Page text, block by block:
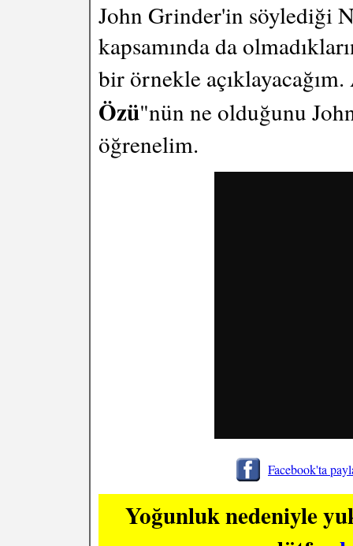
John Grinder'in söylediği
kapsamında da
bir örnekle
Özü"nün ne olduğunu
öğrenelim.
Facebook'ta
Yoğunluk nedeniyle